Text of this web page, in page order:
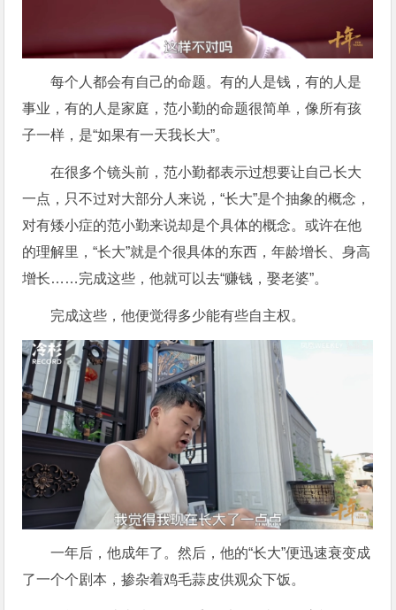
每个人都会有自己的命题。有的人是钱，有的人是
事业，有的人是家庭，范小勤的命题很简单，像所有孩
子一样，是“如果有一天我长大”。
在很多个镜头前，范小勤都表示过想要让自己长大
一点，只不过对大部分人来说，“长大”是个抽象的概念，
对有矮小症的范小勤来说却是个具体的概念。或许在他
的理解里，“长大”就是个很具体的东西，年龄增长、身高
增长……完成这些，他就可以去“赚钱，娶老婆”。
完成这些，他便觉得多少能有些自主权。
一年后，他成年了。然后，他的“长大”便迅速衰变成
了一个个剧本，掺杂着鸡毛蒜皮供观众下饭。